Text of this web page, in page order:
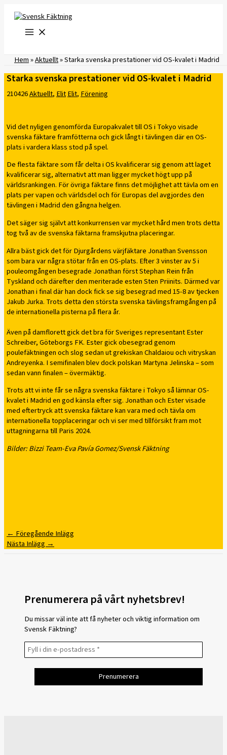
innehåll
Hem»Aktuellt»Starka svenska prestationer vid OS-kvalet i Madrid
Starka svenska prestationer vid OS-kvalet i Madrid
210426Aktuellt,ElitElit,Förening
Vid det nyligen genomförda Europakvalet till OS i Tokyo visade
svenska fäktare framfötterna och gick långt i tävlingen där en OS-
plats i vardera klass stod på spel.
De flesta fäktare som får delta i OS kvalificerar sig genom att laget
kvalificerar sig, alternativt att man ligger mycket högt upp på
världsrankingen. För övriga fäktare finns det möjlighet att tävla om en
plats per vapen och världsdel och för Europas del avgjordes den
tävlingen i Madrid den gångna helgen.
Det säger sig självt att konkurrensen var mycket hård men trots detta
tog två av de svenska fäktarna framskjutna placeringar.
Allra bäst gick det för Djurgårdens värjfäktare Jonathan Svensson
som bara var några stötar från en OS-plats. Efter 3 vinster av 5 i
pouleomgången besegrade Jonathan först Stephan Rein från
Tyskland och därefter den meriterade esten Sten Priinits. Därmed var
Jonathan i final där han dock fick se sig besegrad med 15-8 av tjecken
Jakub Jurka. Trots detta den största svenska tävlingsframgången på
de internationella pisterna på flera år.
Även på damflorett gick det bra för Sveriges representant Ester
Schreiber, Göteborgs FK. Ester gick obesegrad genom
poulefäktningen och slog sedan ut grekiskan Chaldaiou och vitryskan
Andreyenka. I semifinalen blev dock polskan Martyna Jelinska – som
sedan vann finalen – övermäktig.
Trots att vi inte får se några svenska fäktare i Tokyo så lämnar OS-
kvalet i Madrid en god känsla efter sig. Jonathan och Ester visade
med eftertryck att svenska fäktare kan vara med och tävla om
internationella topplaceringar och vi ser med tillförsikt fram mot
uttagningarna till Paris 2024.
Bilder: Bizzi Team-Eva Pavía Gomez/Svensk Fäktning
←Föregående Inlägg
Nästa Inlägg→
Prenumerera på vårt nyhetsbrev!
Du missar väl inte att få nyheter och viktig information om
Svensk Fäktning?